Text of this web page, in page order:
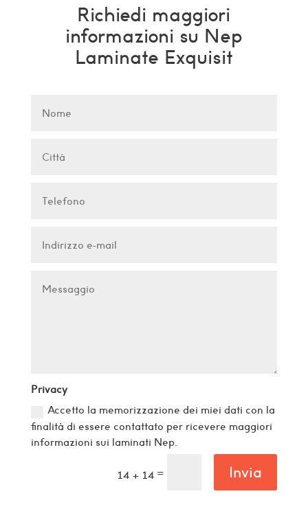
Richiedi maggiori
informazioni su Nep
Laminate Exquisit
Privacy
Accetto la memorizzazione dei miei dati con la
finalità di essere contattato per ricevere maggiori
informazioni sui laminati Nep.
14 + 14 = Invia